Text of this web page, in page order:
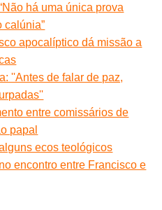
há uma única prova
calúnia”
apocalíptico dá missão a
''Antes de falar de paz,
entre comissários de
papal
ecos teológicos
encontro entre Francisco e